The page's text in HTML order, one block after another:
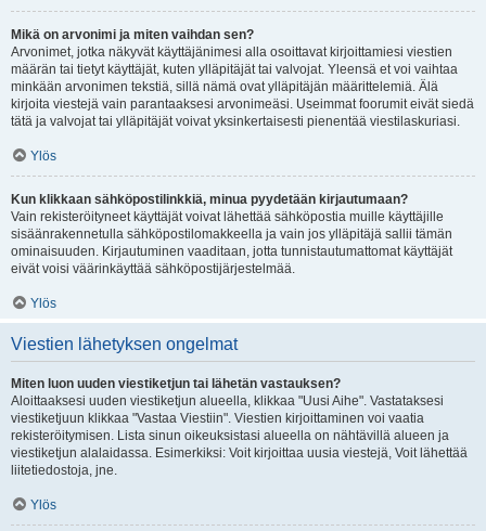
Mikä on arvonimi ja miten vaihdan sen?
Arvonimet, jotka näkyvät käyttäjänimesi alla osoittavat kirjoittamiesi viestien
määrän tai tietyt käyttäjät, kuten ylläpitäjät tai valvojat. Yleensä et voi vaihtaa
minkään arvonimen tekstiä, sillä nämä ovat ylläpitäjän määrittelemiä. Älä
kirjoita viestejä vain parantaaksesi arvonimeäsi. Useimmat foorumit eivät siedä
tätä ja valvojat tai ylläpitäjät voivat yksinkertaisesti pienentää viestilaskuriasi.
Ylös
Kun klikkaan sähköpostilinkkiä, minua pyydetään kirjautumaan?
Vain rekisteröityneet käyttäjät voivat lähettää sähköpostia muille käyttäjille
sisäänrakennetulla sähköpostilomakkeella ja vain jos ylläpitäjä sallii tämän
ominaisuuden. Kirjautuminen vaaditaan, jotta tunnistautumattomat käyttäjät
eivät voisi väärinkäyttää sähköpostijärjestelmää.
Ylös
Viestien lähetyksen ongelmat
Miten luon uuden viestiketjun tai lähetän vastauksen?
Aloittaaksesi uuden viestiketjun alueella, klikkaa "Uusi Aihe". Vastataksesi
viestiketjuun klikkaa "Vastaa Viestiin". Viestien kirjoittaminen voi vaatia
rekisteröitymisen. Lista sinun oikeuksistasi alueella on nähtävillä alueen ja
viestiketjun alalaidassa. Esimerkiksi: Voit kirjoittaa uusia viestejä, Voit lähettää
liitetiedostoja, jne.
Ylös